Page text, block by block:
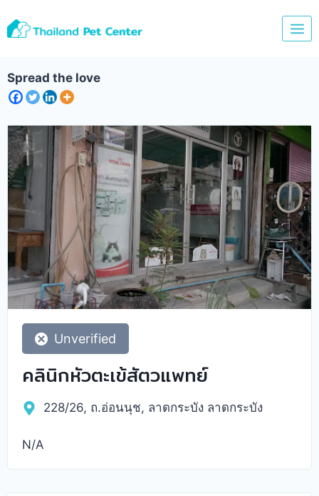
to
Spread the love
Unverified
คลินิกหัวตะเข้สัตวแพทย์
228/26, ถ.อ่อนนุช, ลาดกระบัง ลาดกระบัง
N/A